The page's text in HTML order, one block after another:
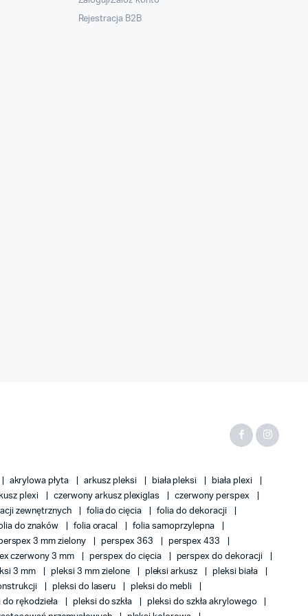
Rejestracja B2B
akrylowa płyta arkusz pleksi biała pleksi
biała plexi
plexi czerwony arkusz plexiglas
czerwony perspex
zewnętrznych folia do cięcia
folia do dekoracji
do znaków folia oracal
folia samoprzylepna
3 mm zielony perspex 363
perspex 433
czerwony 3 mm perspex do cięcia
perspex do dekoracji
3 mm pleksi 3 mm zielone pleksi arkusz
pleksi biała
pleksi do laseru
pleksi do mebli
do rękodzieła pleksi do szkła
pleksi do szkła akrylowego